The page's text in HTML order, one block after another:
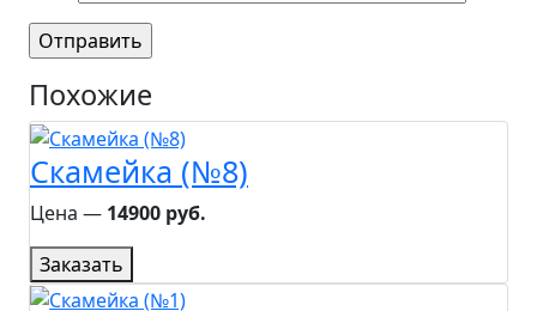
Похожие
Скамейка (№8)
Цена ― 14900 руб.
Заказать